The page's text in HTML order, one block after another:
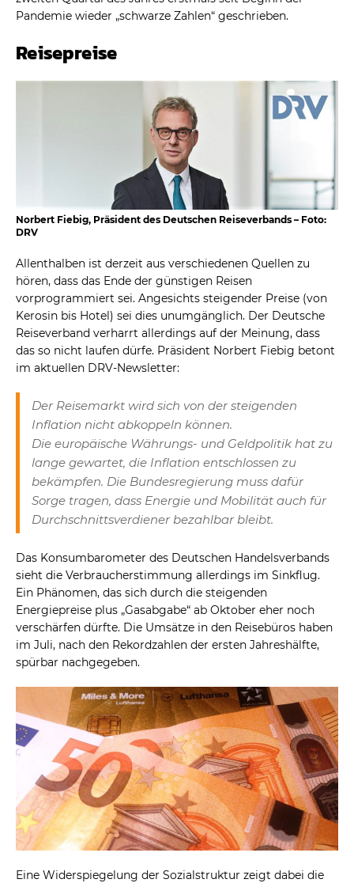
Pandemie wieder „schwarze Zahlen“ geschrieben.
Reisepreise
Norbert Fiebig, Präsident des Deutschen Reiseverbands – Foto:
DRV
Allenthalben ist derzeit aus verschiedenen Quellen zu
hören, dass das Ende der günstigen Reisen
vorprogrammiert sei. Angesichts steigender Preise (von
Kerosin bis Hotel) sei dies unumgänglich. Der Deutsche
Reiseverband verharrt allerdings auf der Meinung, dass
das so nicht laufen dürfe. Präsident Norbert Fiebig betont
im aktuellen DRV-Newsletter:
Der Reisemarkt wird sich von der steigenden
Inflation nicht abkoppeln können.
Die europäische Währungs- und Geldpolitik hat zu
lange gewartet, die Inflation entschlossen zu
bekämpfen. Die Bundesregierung muss dafür
Sorge tragen, dass Energie und Mobilität auch für
Durchschnittsverdiener bezahlbar bleibt.
Das Konsumbarometer des Deutschen Handelsverbands
sieht die Verbraucherstimmung allerdings im Sinkflug.
Ein Phänomen, das sich durch die steigenden
Energiepreise plus „Gasabgabe“ ab Oktober eher noch
verschärfen dürfte. Die Umsätze in den Reisebüros haben
im Juli, nach den Rekordzahlen der ersten Jahreshälfte,
spürbar nachgegeben.
Eine Widerspiegelung der Sozialstruktur zeigt dabei die